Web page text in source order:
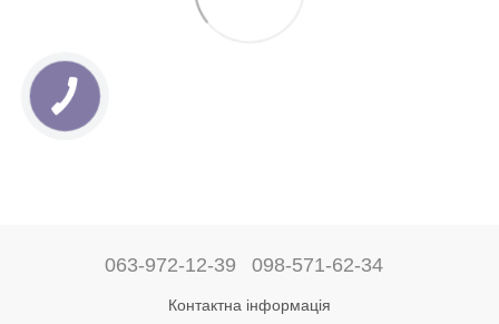
063-972-12-39 098-571-62-34
Контактна інформація